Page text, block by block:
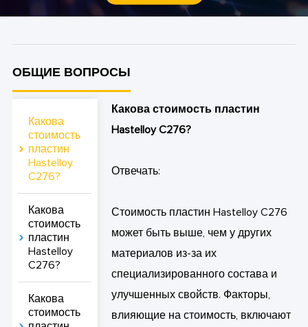
ОБЩИЕ ВОПРОСЫ
Какова
стоимость
пластин
Hastelloy
C276?
Какова
стоимость
пластин
Hastelloy
C276?
Какова
стоимость
Какова стоимость пластин
Hastelloy C276?
Отвечать:
Стоимость пластин Hastelloy C276
может быть выше, чем у других
материалов из-за их
специализированного состава и
улучшенных свойств. Факторы,
влияющие на стоимость, включают